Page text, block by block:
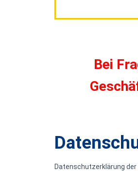
Bei
Datenschutzerklärung